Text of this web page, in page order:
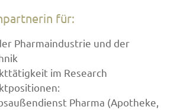
für:
Pharmaindustrie und der
im Research
Pharma (Apotheke,